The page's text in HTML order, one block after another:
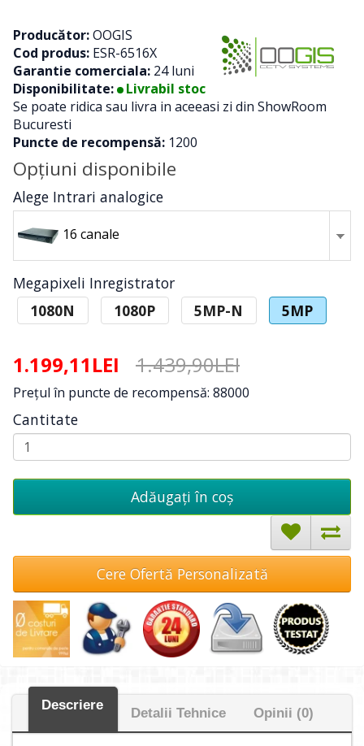
Producător:OOGIS
Cod produs: ESR-6516X
Garantie comerciala: 24 luni
Disponibilitate:
Livrabil stoc
Se poate ridica sau livra in aceeasi zi din ShowRoom
Bucuresti
Puncte de recompensă: 1200
Opţiuni disponibile
Alege Intrari analogice
16 canale
Megapixeli Inregistrator
1080N
1080P 5MP-N 5MP
1.199,11LEI 1.439,90LEI
Preţul în puncte de recompensă: 88000
Cantitate
Adăugați în coş
Cere Ofertă Personalizată
Descriere
Detalii Tehnice Opinii (0)